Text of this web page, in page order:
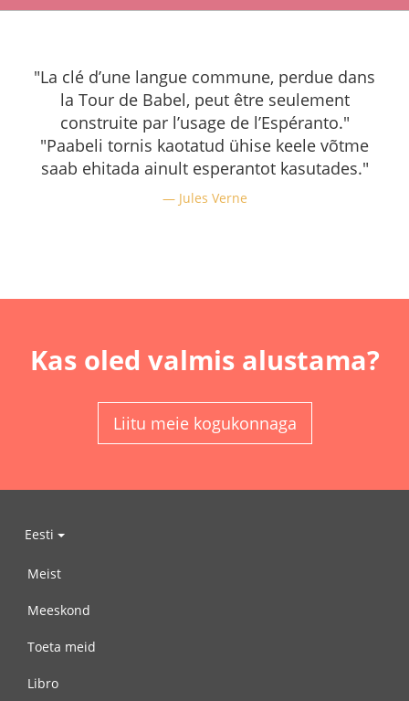
"La clé d’une langue commune, perdue dans
la Tour de Babel, peut être seulement
construite par l’usage de l’Espéranto."
"Paabeli tornis kaotatud ühise keele võtme
saab ehitada ainult esperantot kasutades."
Jules Verne
Kas oled valmis alustama?
Liitu meie kogukonnaga
Eesti
Meist
Meeskond
Toeta meid
Libro